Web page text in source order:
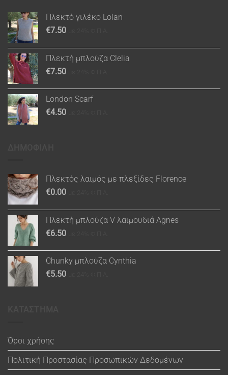
Πλεκτό γιλέκο Lolan
€7.50
Πλεκτή μπλούζα Clelia
€7.50
London Scarf
€4.50
Πλεκτός λαιμός με πλεξίδες Florence
€0.00
Πλεκτή μπλούζα V λαιμουδιά Agnes
€6.50
Chunky μπλούζα Cynthia
€5.50
Όροι χρήσης
Πολιτική Προστασίας Προσωπικών Δεδομένων